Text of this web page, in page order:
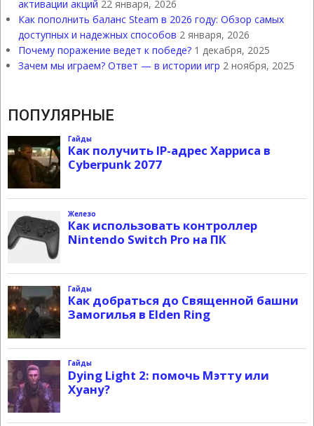
активации акций 22 января, 2026
Как пополнить баланс Steam в 2026 году: Обзор самых
доступных и надежных способов 2 января, 2026
Почему поражение ведет к победе? 1 декабря, 2025
Зачем мы играем? Ответ — в истории игр 2 ноября, 2025
ПОПУЛЯРНЫЕ